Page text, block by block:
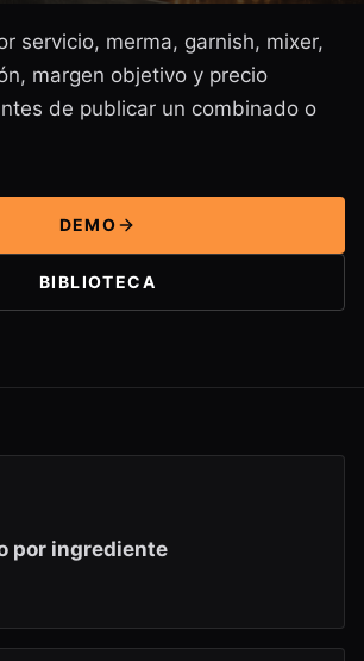
servicio, merma, garnish, mixer,
margen objetivo y precio
de publicar un combinado o
DEMO
BIBLIOTECA
por ingrediente